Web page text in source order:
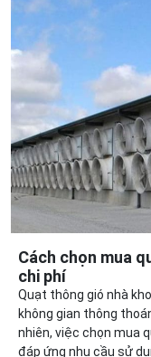
Cách chọn mua
chi phí
Quạt thông gió nhà
không gian thông
nhiên, việc chọn mua
đáp ứng nhu cầu sử